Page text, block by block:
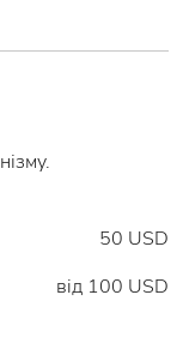
50 USD
вiд 100 USD